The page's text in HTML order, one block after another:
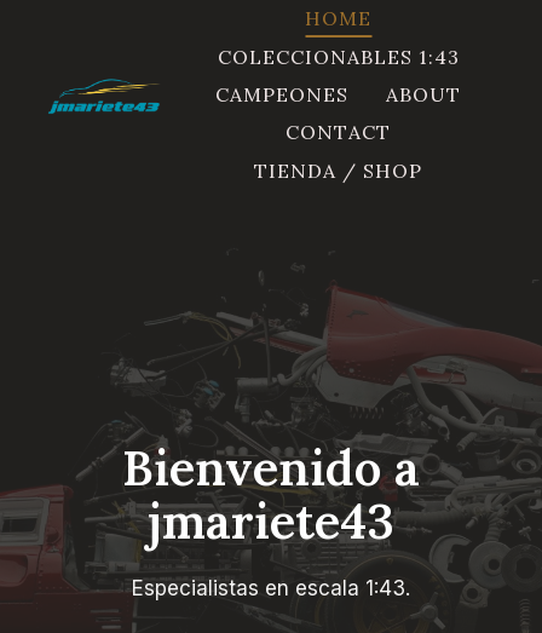
contenido
HOME
COLECCIONABLES 1:43
CAMPEONES
ABOUT
CONTACT
TIENDA / SHOP
Bienvenido a
jmariete43
Especialistas en escala 1:43.